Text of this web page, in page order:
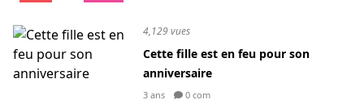
4,129 vues
Cette fille est en feu pour son
anniversaire
3 ans 0 com